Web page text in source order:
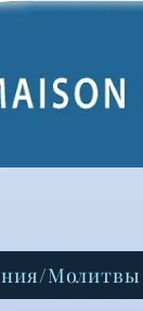
Молитвы